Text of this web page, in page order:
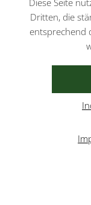
Diese Seite
Dritten, die
entsprechend